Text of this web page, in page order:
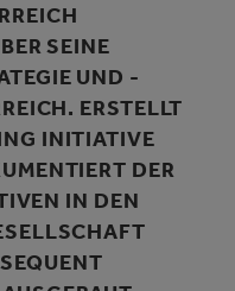
SEINE
UND -
ERSTELLT
INITIATIVE
DER
IN DEN